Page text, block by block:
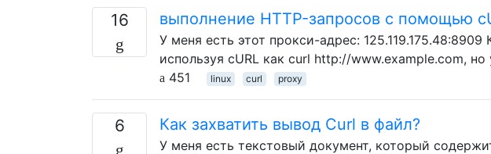
16 выполнение HTTP-запросов с помощью
У меня есть этот прокси-адрес:
используя cURL как curl http://www.example.com,
451
linux curl proxy
6 Как захватить вывод Curl в файл?
У меня есть текстовый документ, который